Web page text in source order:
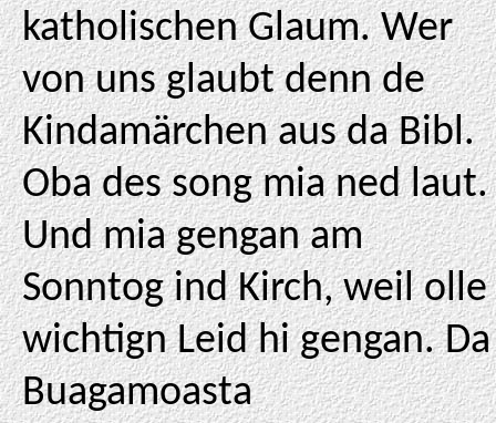
katholischen Glaum. Wer
von uns glaubt denn de
Kindamärchen aus da Bibl.
Oba des song mia ned laut.
Und mia gengan am
Sonntog ind Kirch, weil olle
wichtign Leid hi gengan. Da
Buagamoasta